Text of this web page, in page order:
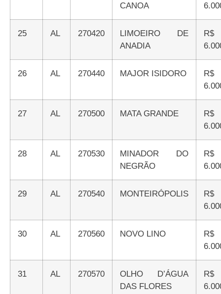
CANOA
25 AL 270420
LIMOEIRO DE
ANADIA
R$
26 AL 270440 MAJOR ISIDORO
R$
27 AL 270500 MATA GRANDE
R$
28 AL 270530
MINADOR DO
NEGRÃO
R$
29 AL 270540 MONTEIRÓPOLIS
R$
30 AL 270560 NOVO LINO
R$
31 AL 270570
OLHO D’ÁGUA
DAS FLORES
R$